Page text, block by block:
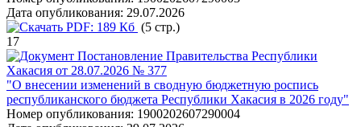
Дата опубликования: 29.07.2026
PDF: 189 Кб (5 стр.)
17
Постановление Правительства Республики
Хакасия от 28.07.2026 № 377
"О внесении изменений в сводную бюджетную роспись
республиканского бюджета Республики Хакасия в 2026 году"
Номер опубликования: 1900202607290004